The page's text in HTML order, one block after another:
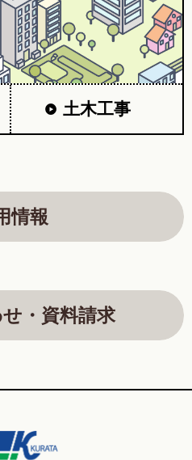
土木工事
情報
・資料請求